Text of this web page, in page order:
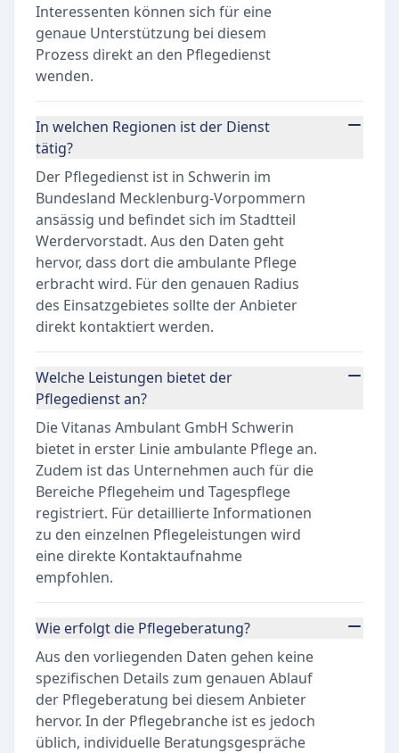
Interessenten können sich für eine
genaue Unterstützung bei diesem
Prozess direkt an den Pflegedienst
wenden.
In welchen Regionen ist der Dienst
tätig?
Der Pflegedienst ist in Schwerin im
Bundesland Mecklenburg-Vorpommern
ansässig und befindet sich im Stadtteil
Werdervorstadt. Aus den Daten geht
hervor, dass dort die ambulante Pflege
erbracht wird. Für den genauen Radius
des Einsatzgebietes sollte der Anbieter
direkt kontaktiert werden.
Welche Leistungen bietet der
Pflegedienst an?
Die Vitanas Ambulant GmbH Schwerin
bietet in erster Linie ambulante Pflege an.
Zudem ist das Unternehmen auch für die
Bereiche Pflegeheim und Tagespflege
registriert. Für detaillierte Informationen
zu den einzelnen Pflegeleistungen wird
eine direkte Kontaktaufnahme
empfohlen.
Wie erfolgt die Pflegeberatung?
Aus den vorliegenden Daten gehen keine
spezifischen Details zum genauen Ablauf
der Pflegeberatung bei diesem Anbieter
hervor. In der Pflegebranche ist es jedoch
üblich, individuelle Beratungsgespräche